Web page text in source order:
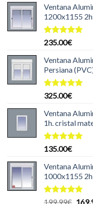
Ventana
1200x1155 2h
Valorado
de 5
235.00€
Ventana
Persiana
Valorado
de 5
325.00€
Ventana
1h. cristal
Valorado
de 5
135.00€
Ventana
1000x1155
Valorado
199.99€ El